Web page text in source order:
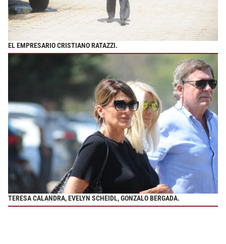
EL EMPRESARIO CRISTIANO RATAZZI.
TERESA CALANDRA, EVELYN SCHEIDL, GONZALO BERGADA.